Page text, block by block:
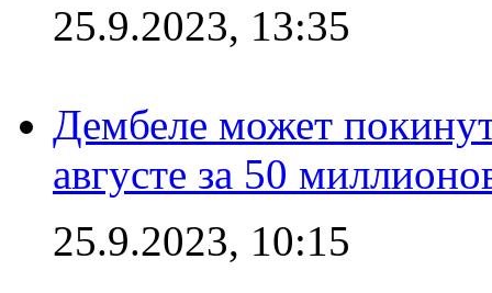
25.9.2023, 13:35
Дембеле может
августе за 50
25.9.2023, 10:15